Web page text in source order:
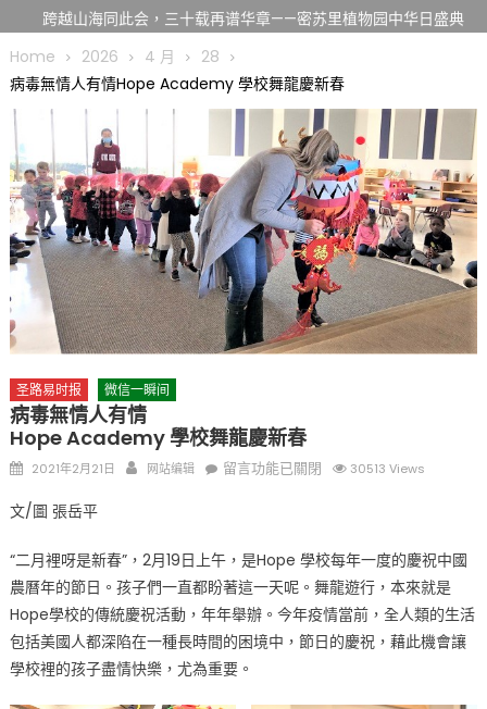
跨越山海同此会，三十载再谱华章——密苏里植物园中华日盛典
圆满举行
圣路易龙舟俱乐部5月16日龙舟体验日 邀请各界亲身体验划行乐
趣 + 水上竞速魅力
三十二载跨越时空的相逢
执掌密苏里植物园近四十年 致力推动全球植物多样性研究与中美
合作 Peter Raven 博士逝世 享年89岁
一晃三十年，初夏又相逢。中华日，等你来赴约 —— 密苏里植物
园“中华日三十周年特别报道（五）
筝声与琴韵交汇：刘励(Li Statler)与钢琴家Darek演绎一场古筝
与钢琴的精彩对话
Home 2026 4 月
28
病毒無情人有情Hope Academy 學校舞龍慶新春
圣路易时报 微信一瞬间
病毒無情人有情
Hope Academy 學校舞龍慶新春
Posted
2021年2月21日 Author
网站编辑
在
情
人
有
情
Hope
留言功能已關閉 30513 Views
文/圖 張岳平
“二月裡呀是新春”，2月19日上午，是Hope 學校每年一度的慶祝中國
農曆年的節日。孩子們一直都盼著這一天呢。舞龍遊行，本來就是
Hope學校的傳統慶祝活動，年年舉辦。今年疫情當前，全人類的生活
包括美國人都深陷在一種長時間的困境中，節日的慶祝，藉此機會讓
學校裡的孩子盡情快樂，尤為重要。